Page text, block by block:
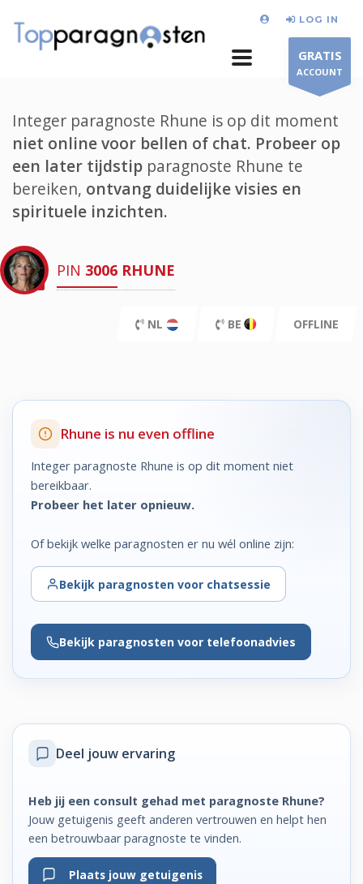
LOG IN
GRATIS
ACCOUNT
Integer paragnoste Rhune is op dit moment
niet online voor bellen of chat. Probeer op
een later tijdstip paragnoste Rhune te
bereiken, ontvang duidelijke visies en
spirituele inzichten.
PIN 3006 RHUNE
NL BE OFFLINE
Rhune is nu even offline
Integer paragnoste Rhune is op dit moment niet
bereikbaar.
Probeer het later opnieuw.
Of bekijk welke paragnosten er nu wél online zijn:
Bekijk paragnosten voor chatsessie
Bekijk paragnosten voor telefoonadvies
Deel jouw ervaring
Heb jij een consult gehad met paragnoste Rhune?
Jouw getuigenis geeft anderen vertrouwen en helpt hen
een betrouwbaar paragnoste te vinden.
Plaats jouw getuigenis